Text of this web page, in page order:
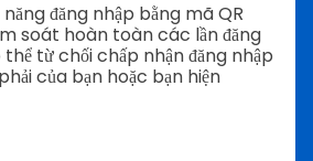
đăng nhập bằng mã QR
soát hoàn toàn các lần đăng
từ chối chấp nhận đăng nhập
của bạn hoặc bạn hiện